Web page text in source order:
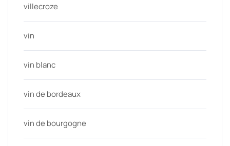
villecroze
vin
vin blanc
vin de bordeaux
vin de bourgogne